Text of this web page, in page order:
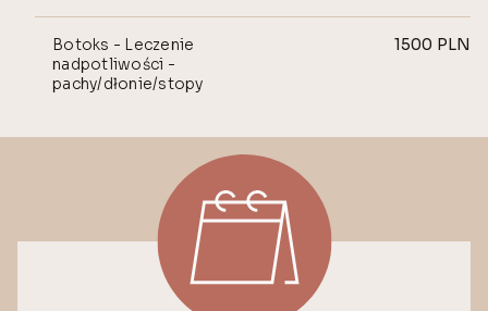
Botoks - Leczenie
nadpotliwości -
pachy/dłonie/stopy
1500 PLN